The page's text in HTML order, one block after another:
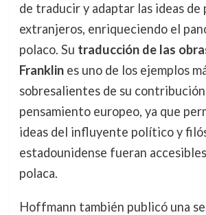
de traducir y adaptar las ideas de
extranjeros, enriqueciendo el
polaco. Su traducción de las
Franklines uno de los ejemplos
sobresalientes de su
pensamiento europeo, ya que
ideas del influyente político y
estadounidense fueran
polaca.
Hoffmann también publicó una